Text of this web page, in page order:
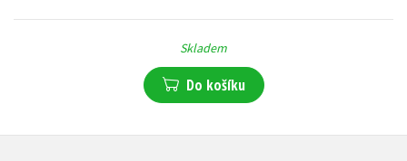
Skladem
Do košíku